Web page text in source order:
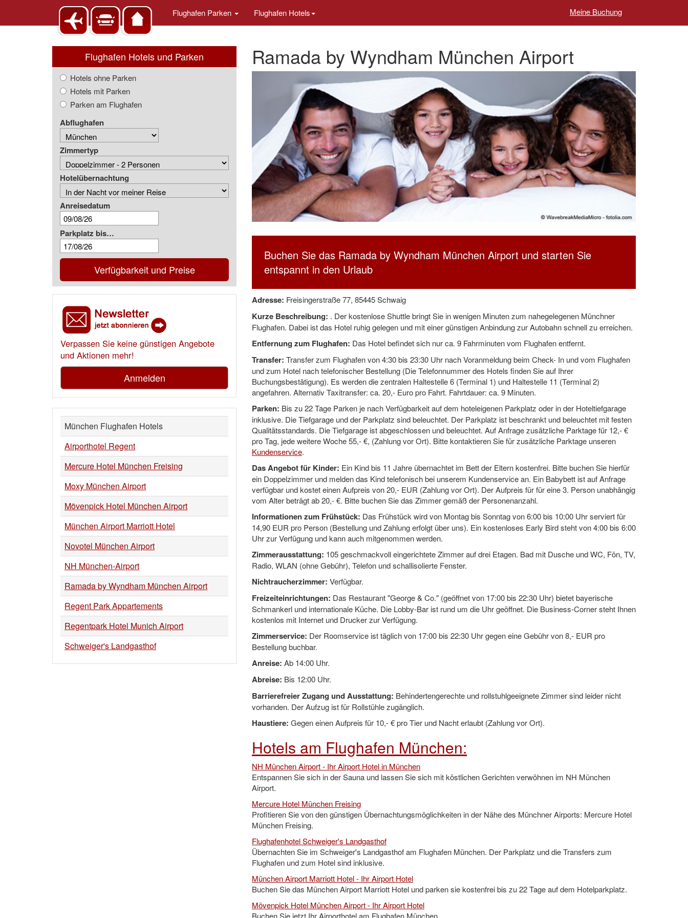
Flughafen Parken Flughafen Hotels Meine Buchung
Flughafen Hotels und Parken
Hotels ohne Parken
Hotels mit Parken
Parken am Flughafen
Abflughafen
Zimmertyp
Hotelübernachtung
Anreisedatum
Parkplatz bis…
Verfügbarkeit und Preise
Ramada by Wyndham München Airport
Buchen Sie das Ramada by Wyndham München Airport und starten Sie
entspannt in den Urlaub
Verpassen Sie keine günstigen Angebote
und Aktionen mehr!
Anmelden
München Flughafen Hotels
Airporthotel Regent
Mercure Hotel München Freising
Moxy München Airport
Mövenpick Hotel München Airport
München Airport Marriott Hotel
Novotel München Airport
NH München-Airport
Ramada by Wyndham München Airport
Regent Park Appartements
Regentpark Hotel Munich Airport
Schweiger's Landgasthof
Adresse: Freisingerstraße 77, 85445 Schwaig
Kurze Beschreibung: . Der kostenlose Shuttle bringt Sie in wenigen Minuten zum nahegelegenen Münchner
Flughafen. Dabei ist das Hotel ruhig gelegen und mit einer günstigen Anbindung zur Autobahn schnell zu erreichen.
Entfernung zum Flughafen: Das Hotel befindet sich nur ca. 9 Fahrminuten vom Flughafen entfernt.
Transfer: Transfer zum Flughafen von 4:30 bis 23:30 Uhr nach Voranmeldung beim Check- In und vom Flughafen
und zum Hotel nach telefonischer Bestellung (Die Telefonnummer des Hotels finden Sie auf Ihrer
Buchungsbestätigung). Es werden die zentralen Haltestelle 6 (Terminal 1) und Haltestelle 11 (Terminal 2)
angefahren. Alternativ Taxitransfer: ca. 20,- Euro pro Fahrt. Fahrtdauer: ca. 9 Minuten.
Parken: Bis zu 22 Tage Parken je nach Verfügbarkeit auf dem hoteleigenen Parkplatz oder in der Hoteltiefgarage
inklusive. Die Tiefgarage und der Parkplatz sind beleuchtet. Der Parkplatz ist beschrankt und beleuchtet mit festen
Qualitätsstandards. Die Tiefgarage ist abgeschlossen und beleuchtet. Auf Anfrage zusätzliche Parktage für 12,- €
pro Tag, jede weitere Woche 55,- €, (Zahlung vor Ort). Bitte kontaktieren Sie für zusätzliche Parktage unseren
Kundenservice.
Das Angebot für Kinder: Ein Kind bis 11 Jahre übernachtet im Bett der Eltern kostenfrei. Bitte buchen Sie hierfür
ein Doppelzimmer und melden das Kind telefonisch bei unserem Kundenservice an. Ein Babybett ist auf Anfrage
verfügbar und kostet einen Aufpreis von 20,- EUR (Zahlung vor Ort). Der Aufpreis für für eine 3. Person unabhängig
vom Alter beträgt ab 20,- €. Bitte buchen Sie das Zimmer gemäß der Personenanzahl.
Informationen zum Frühstück: Das Frühstück wird von Montag bis Sonntag von 6:00 bis 10:00 Uhr serviert für
14,90 EUR pro Person (Bestellung und Zahlung erfolgt über uns). Ein kostenloses Early Bird steht von 4:00 bis 6:00
Uhr zur Verfügung und kann auch mitgenommen werden.
Zimmerausstattung: 105 geschmackvoll eingerichtete Zimmer auf drei Etagen. Bad mit Dusche und WC, Fön, TV,
Radio, WLAN (ohne Gebühr), Telefon und schallisolierte Fenster.
Nichtraucherzimmer: Verfügbar.
Freizeiteinrichtungen: Das Restaurant "George & Co." (geöffnet von 17:00 bis 22:30 Uhr) bietet bayerische
Schmankerl und internationale Küche. Die Lobby-Bar ist rund um die Uhr geöffnet. Die Business-Corner steht Ihnen
kostenlos mit Internet und Drucker zur Verfügung.
Zimmerservice: Der Roomservice ist täglich von 17:00 bis 22:30 Uhr gegen eine Gebühr von 8,- EUR pro
Bestellung buchbar.
Anreise: Ab 14:00 Uhr.
Abreise: Bis 12:00 Uhr.
Barrierefreier Zugang und Ausstattung: Behindertengerechte und rollstuhlgeeignete Zimmer sind leider nicht
vorhanden. Der Aufzug ist für Rollstühle zugänglich.
Haustiere: Gegen einen Aufpreis für 10,- € pro Tier und Nacht erlaubt (Zahlung vor Ort).
Hotels am Flughafen München:
NH München Airport - Ihr Airport Hotel in München
Entspannen Sie sich in der Sauna und lassen Sie sich mit köstlichen Gerichten verwöhnen im NH München
Airport.
Mercure Hotel München Freising
Profitieren Sie von den günstigen Übernachtungsmöglichkeiten in der Nähe des Münchner Airports: Mercure Hotel
München Freising.
Flughafenhotel Schweiger's Landgasthof
Übernachten Sie im Schweiger's Landgasthof am Flughafen München. Der Parkplatz und die Transfers zum
Flughafen und zum Hotel sind inklusive.
München Airport Marriott Hotel - Ihr Airport Hotel
Buchen Sie das München Airport Marriott Hotel und parken sie kostenfrei bis zu 22 Tage auf dem Hotelparkplatz.
Mövenpick Hotel München Airport - Ihr Airport Hotel
Buchen Sie jetzt Ihr Airporthotel am Flughafen München.